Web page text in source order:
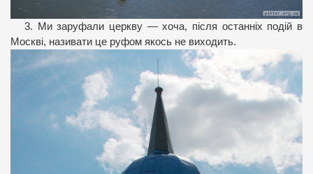
3. Ми заруфали церкву — хоча, після останніх подій в
Москві, називати це руфом якось не виходить.